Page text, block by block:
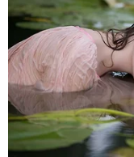
pomocí
denního
donutíme
začnou